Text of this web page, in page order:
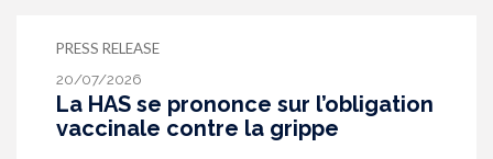
PRESS RELEASE
20/07/2026
La HAS se prononce sur l’obligation
vaccinale contre la grippe